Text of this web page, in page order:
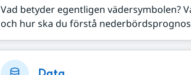
Vad betyder egentligen vädersymbolen?
och hur ska du förstå